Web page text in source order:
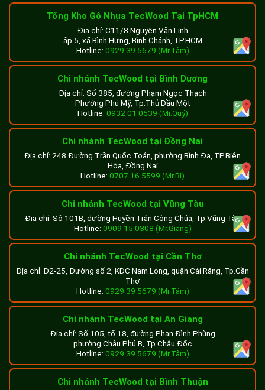
Tổng Kho Gỗ Nhựa TecWood Tại TpHCM
Địa chỉ: C11/8 Nguyễn Văn Linh
ấp 5, xã Bình Hưng, Bình Chánh, TP.HCM
Hotline: 0929 39 5679 (Mr.Tâm)
Chi nhánh TecWood tại Bình Dương
Địa chỉ: Số 385, đường Phạm Ngọc Thạch
Phường Phú Mỹ, Tp.Thủ Dầu Một
Hotline: 0932 01 0539 (Mr.Quý)
Chi nhánh TecWood tại Đồng Nai
Địa chỉ: 248 Đường Trần Quốc Toản, phường Bình Đa, TP.Biên
Hòa, Đồng Nai
Hotline: 0707 16 5599 (Mr.Bi)
Chi nhánh TecWood tại Vũng Tàu
Địa chỉ: Số 101B, đường Huyền Trân Công Chúa, Tp.Vũng Tàu
Hotline: 0909 15 0308 (Mr.Giang)
Chi nhánh TecWood tại Cần Thơ
Địa chỉ: D2-25, Đường số 2, KDC Nam Long, quận Cái Răng, Tp.Cần
Thơ
Hotline: 0929 39 5679 (Mr.Tâm)
Chi nhánh TecWood tại An Giang
Địa chỉ: Số 105, tổ 18, đường Phan Đình Phùng
phường Châu Phú B, Tp.Châu Đốc
Hotline: 0929 39 5679 (Mr.Tâm)
Chi nhánh TecWood tại Bình Thuận